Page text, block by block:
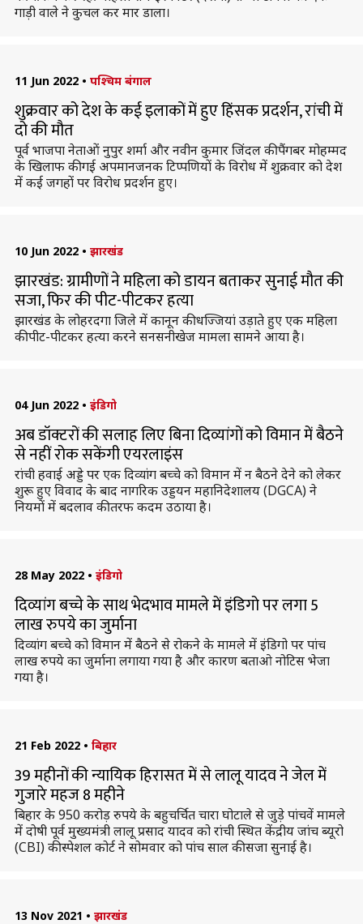
गाड़ी वाले ने कुचल कर मार डाला।
11 Jun 2022 • पश्चिम बंगाल
शुक्रवार को देश के कई इलाकों में हुए हिंसक प्रदर्शन, रांची में
दो की मौत
पूर्व भाजपा नेताओं नुपुर शर्मा और नवीन कुमार जिंदल की पैंगबर मोहम्मद
के खिलाफ की गई अपमानजनक टिप्पणियों के विरोध में शुक्रवार को देश
में कई जगहों पर विरोध प्रदर्शन हुए।
10 Jun 2022 • झारखंड
झारखंड: ग्रामीणों ने महिला को डायन बताकर सुनाई मौत की
सजा, फिर की पीट-पीटकर हत्या
झारखंड के लोहरदगा जिले में कानून की धज्जियां उड़ाते हुए एक महिला
की पीट-पीटकर हत्या करने सनसनीखेज मामला सामने आया है।
04 Jun 2022 • इंडिगो
अब डॉक्टरों की सलाह लिए बिना दिव्यांगों को विमान में बैठने
से नहीं रोक सकेंगी एयरलाइंस
रांची हवाई अड्डे पर एक दिव्यांग बच्चे को विमान में न बैठने देने को लेकर
शुरू हुए विवाद के बाद नागरिक उड्डयन महानिदेशालय (DGCA) ने
नियमों में बदलाव की तरफ कदम उठाया है।
28 May 2022 • इंडिगो
दिव्यांग बच्चे के साथ भेदभाव मामले में इंडिगो पर लगा 5
लाख रुपये का जुर्माना
दिव्यांग बच्चे को विमान में बैठने से रोकने के मामले में इंडिगो पर पांच
लाख रुपये का जुर्माना लगाया गया है और कारण बताओ नोटिस भेजा
गया है।
21 Feb 2022 • बिहार
39 महीनों की न्यायिक हिरासत में से लालू यादव ने जेल में
गुजारे महज 8 महीने
बिहार के 950 करोड़ रुपये के बहुचर्चित चारा घोटाले से जुड़े पांचवें मामले
में दोषी पूर्व मुख्यमंत्री लालू प्रसाद यादव को रांची स्थित केंद्रीय जांच ब्यूरो
(CBI) की स्पेशल कोर्ट ने सोमवार को पांच साल की सजा सुनाई है।
13 Nov 2021 • झारखंड